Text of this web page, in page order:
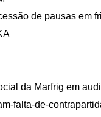
de pausas em
da Marfrig em
falta-de-